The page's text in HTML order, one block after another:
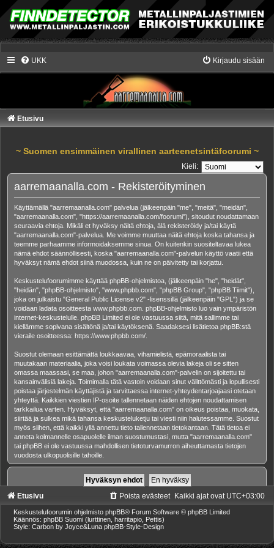
UKK Kirjaudu sisään
Etusivu
~ Suomen ensimmäinen virallinen aarteenetsintäfoorumi ~
Kieli:
aarremaanalla.com - Rekisteröityminen
Käyttämällä "aarremaanalla.com" palvelua (jälkeenpäin "me", "meitä", "meidän",
"aarremaanalla.com", "https://aarremaanalla.com/foorumi"), sitoudut noudattamaan
seuraavia ehtoja. Mikäli et hyväksy näitä ehtoja, älä rekisteröidy ja/tai käytä
"aarremaanalla.com"-palvelua. Me voimme muuttaa näitä ehtoja koska tahansa ja
teemme parhaamme informoidaksemme sinua. On kuitenkin suositeltavaa lukea
nämä ehdot säännöllisesti, koska "aarremaanalla.com"-palvelun käyttö vaatii että
hyväksyt nämä ehdot siinä muodossa, kuin ne on päivitetty tai korjattu.
Keskustelufoorumimme käyttää phpBB-ohjelmistoa, (jälkeenpäin "he", "heidät",
"heidän", "phpBB-ohjelmisto", "www.phpbb.com", "phpBB Group", "phpBB Tiimit"),
joka on julkaistu "General Public License v2" -lisenssillä (jälkeenpäin "GPL") ja se
voidaan ladata osoitteesta www.phpbb.com . phpBB-ohjelmisto luo vain ympäristön
internet-keskustelulle. phpBB Limited ei ole vastuussa siitä, mitä sallimme tai
kiellämme sopivana sisältönä ja/tai käytöksenä. Saadaksesi lisätietoa phpBB:stä
vieraile osoitteessa: https://www.phpbb.com/
Suostut olemaan esittämättä loukkaavaa, vihamielistä, epämoraalista tai
muutakaan materiaalia, joka voisi loukata voimassa olevia lakeja oli se sitten
omassa maassasi, se maa, johon "aarremaanalla.com"-palvelin on sijoitettu tai
kansainvälisiä lakeja. Toimimalla tätä vastoin voidaan sinut välittömästi ja lopullisesti
poistaa järjestelmän käyttäjistä ja tarvittaessa internet-yhteydentarjoajaasi otetaan
yhteyttä. Kaikkien viestien IP-osoite tallennetaan näiden ehtojen noudattamisen
tarkkailua varten. Hyväksyt, että "aarremaanalla.com" on oikeus poistaa, muokata,
siirtää ja sulkea mikä tahansa keskusteluketju tai viesti niin halutessamme. Suostut
myös siihen, että kaikki yllä annettu tieto tallennetaan tietokantaan. Tätä tietoa ei
anneta kolmannelle osapuolelle ilman suostumustasi, mutta "aarremaanalla.com"
tai phpBB ei ole vastuussa mahdollisen tietoturvamurron aiheuttamasta tietojen
vuodosta ulkopuolisille tahoille.
Etusivu Kaikki ajat ovat UTC+03:00
Poista evästeet
Keskustelufoorumin ohjelmisto phpBB® Forum Software © phpBB Limited
Käännös: phpBB Suomi (lurttinen, harritapio, Pettis)
Style: Carbon by Joyce&Luna phpBB-Style-Design